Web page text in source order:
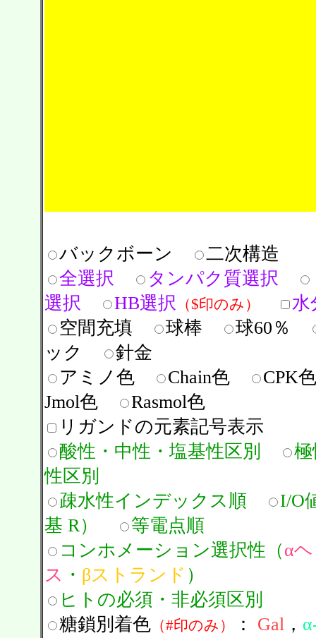
バックボーン
二次構造
全選択
タンパク質選択
選択
HB選択 （$印のみ）
水
空間充填
球棒
球60％
ック
針金
アミノ色
Chain色
Jmol色
Rasmol色
リガンドの元素記号表示
酸性・中性・塩基性区別
性区別
疎水性インデックス順
I/O
基 R）
等電点順
コンホメーション選択性（α
ス ・ βストランド ）
ヒトの必須・非必須区別
糖鎖別着色（#印のみ） ： Gal，